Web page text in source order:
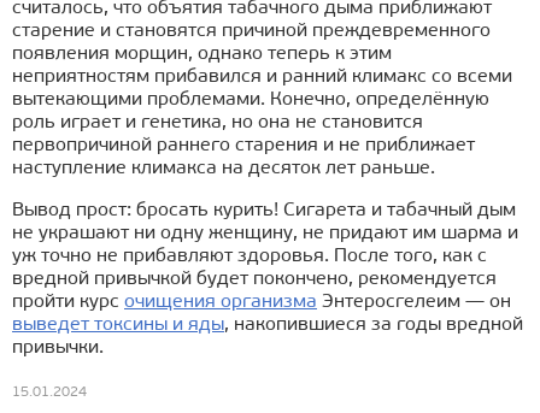
считалось, что объятия табачного дыма приближают
старение и становятся причиной преждевременного
появления морщин, однако теперь к этим
неприятностям прибавился и ранний климакс со всеми
вытекающими проблемами. Конечно, определённую
роль играет и генетика, но она не становится
первопричиной раннего старения и не приближает
наступление климакса на десяток лет раньше.
Вывод прост: бросать курить! Сигарета и табачный дым
не украшают ни одну женщину, не придают им шарма и
уж точно не прибавляют здоровья. После того, как с
вредной привычкой будет покончено, рекомендуется
пройти курс очищения организма Энтеросгелеим — он
выведет токсины и яды, накопившиеся за годы вредной
привычки.
15.01.2024